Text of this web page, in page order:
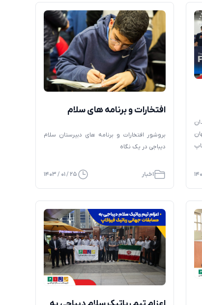
افتخارات و برنامه های سلام
بروشور افتخارات و برنامه های دبیرستان سلام
دیباجی در یک نگاه
اخبار ۲۵ / ۰۱ / ۱۴۰۳